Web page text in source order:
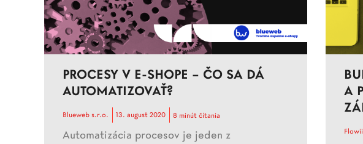
PROCESY V E-SHOPE – ČO SA DÁ
AUTOMATIZOVAŤ?
Blueweb s.r.o. 13. august 2020 8 minút čítania
Automatizácia procesov je jeden z
A
Flowii